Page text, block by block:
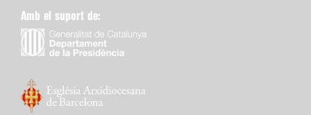
Amb el suport de: